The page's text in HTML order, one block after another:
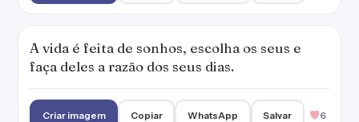
A vida é feita de sonhos, escolha os seus e
faça deles a razão dos seus dias.
Criar imagem Copiar WhatsApp Salvar 6